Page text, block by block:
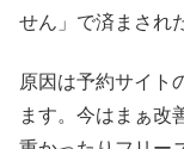
せん」で済まされ
原因は予約サイト
ます。今はまぁ改